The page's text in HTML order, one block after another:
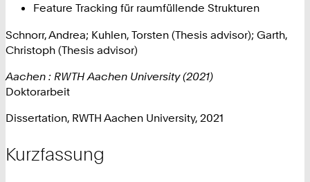
Feature Tracking für raumfüllende Strukturen
Schnorr, Andrea; Kuhlen, Torsten (Thesis advisor); Garth,
Christoph (Thesis advisor)
Aachen : RWTH Aachen University (2021)
Doktorarbeit
Dissertation, RWTH Aachen University, 2021
Kurzfassung